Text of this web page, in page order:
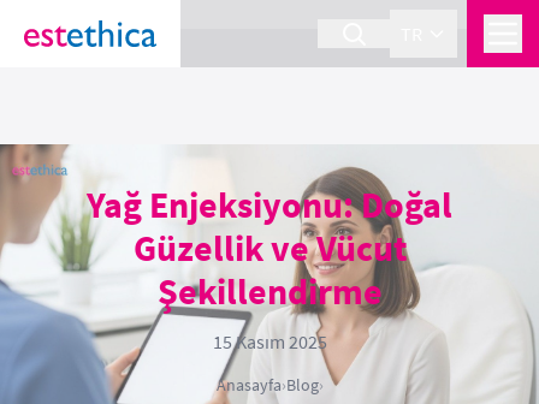
section Service {
Yağ Enjeksiyonu: Doğal
Güzellik ve Vücut
Şekillendirme
15 Kasım 2025
Anasayfa›Blog›